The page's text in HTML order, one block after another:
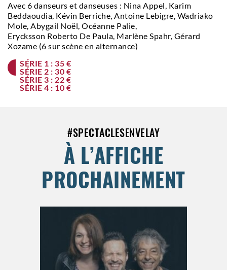
Avec 6 danseurs et danseuses : Nina Appel, Karim
Beddaoudia, Kévin Berriche, Antoine Lebigre, Wadriako
Mole, Abygail Noël, Océanne Palie,
Erycksson Roberto De Paula, Marlène Spahr, Gérard
Xozame (6 sur scène en alternance)
SÉRIE 1 : 35 €
SÉRIE 2 : 30 €
SÉRIE 3 : 22 €
SÉRIE 4 : 10 €
#SPECTACLESENVELAY
À L’AFFICHE
PROCHAINEMENT